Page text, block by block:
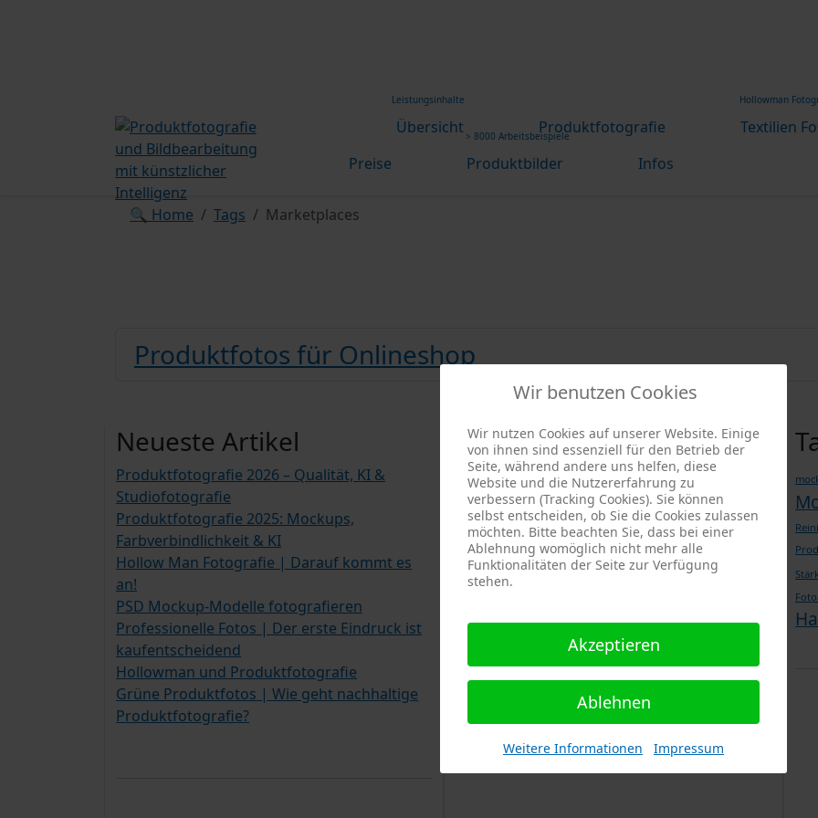
Übersicht
Leistungsinhalte
Produktfotografie Textilien
Hollowman
Preise Produktbilder
> 8000 Arbeitsbeispiele
Infos
🔍 Home Tags Marketplaces
Produktfotos für Onlineshop
Neueste Artikel
Produktfotografie 2026 – Qualität, KI &
Studiofotografie
Produktfotografie 2025: Mockups,
Farbverbindlichkeit & KI
Hollow Man Fotografie | Darauf kommt es
an!
PSD Mockup-Modelle fotografieren
Professionelle Fotos | Der erste Eindruck ist
kaufentscheidend
Hollowman und Produktfotografie
Grüne Produktfotos | Wie geht nachhaltige
Produktfotografie?
Google Rezensionen
PRO-ducto GmbH, Fotografie und
Bildbearbeitung in Lichtenau
5,0⭐⭐⭐⭐⭐bei144 Google-Rezensionen (Stand
02.01.2026)
Alle Rezensionen ansehen|Bewertung
abgeben
Wir benutzen Cookies
Wir nutzen Cookies auf unserer Website. Einige
von ihnen sind essenziell für den Betrieb der
Seite, während andere uns helfen, diese
Website und die Nutzererfahrung zu
verbessern (Tracking Cookies). Sie können
selbst entscheiden, ob Sie die Cookies zulassen
möchten. Bitte beachten Sie, dass bei einer
Ablehnung womöglich nicht mehr alle
Funktionalitäten der Seite zur Verfügung
stehen.
Akzeptieren
Ablehnen
Weitere Informationen Impressum